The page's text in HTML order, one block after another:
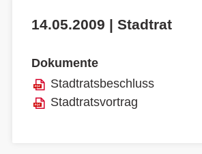
14.05.2009 | Stadtrat
Dokumente
Stadtratsbeschluss
Stadtratsvortrag